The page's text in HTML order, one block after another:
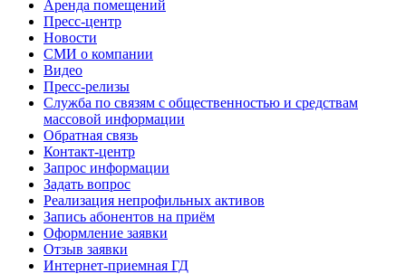
Аренда помещений
Пресс-центр
Новости
СМИ о компании
Видео
Пресс-релизы
Служба по связям с общественностью и средствам
массовой информации
Обратная связь
Контакт-центр
Запрос информации
Задать вопрос
Реализация непрофильных активов
Запись абонентов на приём
Оформление заявки
Отзыв заявки
Интернет-приемная ГД